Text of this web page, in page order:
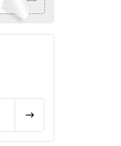
CALCULAR FRETE